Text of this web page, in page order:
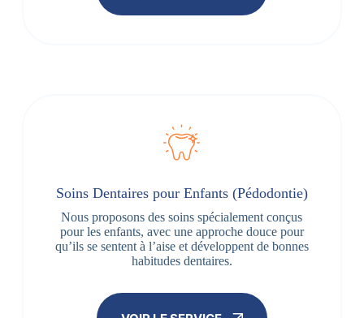
Soins Dentaires pour Enfants (Pédodontie)
Nous proposons des soins spécialement conçus
pour les enfants, avec une approche douce pour
qu’ils se sentent à l’aise et développent de bonnes
habitudes dentaires.